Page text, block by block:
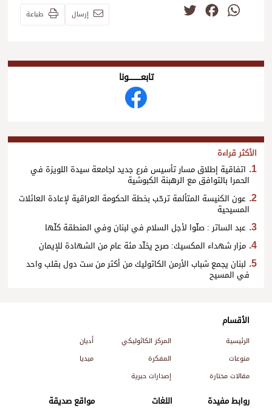
WhatsApp
Facebook إرسال طباعة
تابعــــــــــونا
الأكثر قراءة
اتفاقية إطلاق مسار تأسيس فرع جديد لجامعة سيدة اللويزة في
الحمرا بالتوافق مع الرهبنة الكبوشية
عون الكنيسة المتألمة ترحّب بخطة الحكومة العراقية لإعادة العائلات
المسيحية
عبد الساتر : صلّوا لأجل السلام في لبنان وفي المنطقة كلّها
مزار شهداء المكسيك: صرح يخلّد مئة عام من الشهادة للإيمان
لبنان يجمع شباب الأرمن الكاثوليك من أكثر من ست دول بقلب واحد
في المسيح
الأقسام
الرئيسية المركز الكاثوليكي
أديان
منوعات
المفكرة
ميديا
مقالات مختارة
إصدارات حبرية
روابط مفيدة اللغات مواقع صديقة